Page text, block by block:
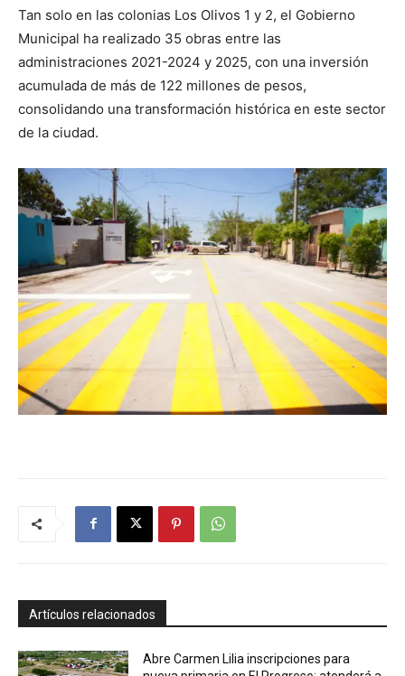
Tan solo en las colonias Los Olivos 1 y 2, el Gobierno
Municipal ha realizado 35 obras entre las
administraciones 2021-2024 y 2025, con una inversión
acumulada de más de 122 millones de pesos,
consolidando una transformación histórica en este sector
de la ciudad.
Artículos relacionados
Abre Carmen Lilia inscripciones para